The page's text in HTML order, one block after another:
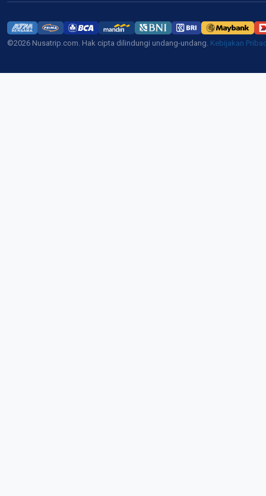
©2026 Nusatrip.com. Hak cipta dilindungi undang-undang. Kebijakan